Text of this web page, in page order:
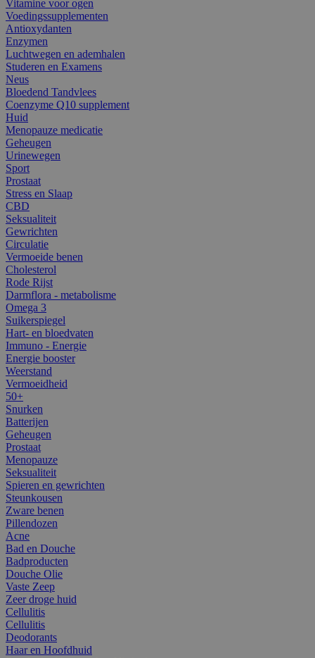
Vitamine voor ogen
Voedingssupplementen
Antioxydanten
Enzymen
Luchtwegen en ademhalen
Studeren en Examens
Neus
Bloedend Tandvlees
Coenzyme Q10 supplement
Huid
Menopauze medicatie
Geheugen
Urinewegen
Sport
Prostaat
Stress en Slaap
CBD
Seksualiteit
Gewrichten
Circulatie
Vermoeide benen
Cholesterol
Rode Rijst
Darmflora - metabolisme
Omega 3
Suikerspiegel
Hart- en bloedvaten
Immuno - Energie
Energie booster
Weerstand
Vermoeidheid
50+
Snurken
Batterijen
Geheugen
Prostaat
Menopauze
Seksualiteit
Spieren en gewrichten
Steunkousen
Zware benen
Pillendozen
Acne
Bad en Douche
Badproducten
Douche Olie
Vaste Zeep
Zeer droge huid
Cellulitis
Cellulitis
Deodorants
Haar en Hoofdhuid